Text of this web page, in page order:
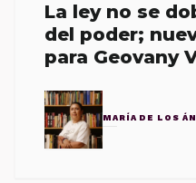
La ley no se
del poder;
para Geovany
MARÍA DE LOS